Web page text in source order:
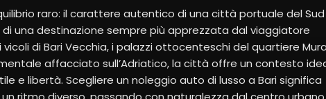
raro: il carattere autentico di una città portuale del
di una destinazione sempre più apprezzata dal viaggiatore
vicoli di Bari Vecchia, i palazzi ottocenteschi del quartiere
affacciato sull’Adriatico, la città offre un contesto
e libertà. Scegliere un noleggio auto di lusso a Bari significa